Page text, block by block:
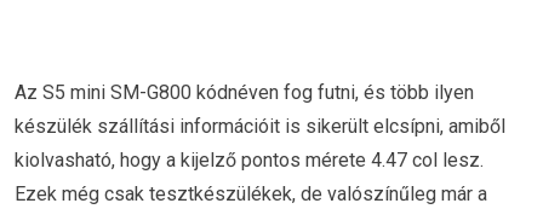
Az S5 mini SM-G800 kódnéven fog futni, és több ilyen
készülék szállítási információit is sikerült elcsípni, amiből
kiolvasható, hogy a kijelző pontos mérete 4.47 col lesz.
Ezek még csak tesztkészülékek, de valószínűleg már a